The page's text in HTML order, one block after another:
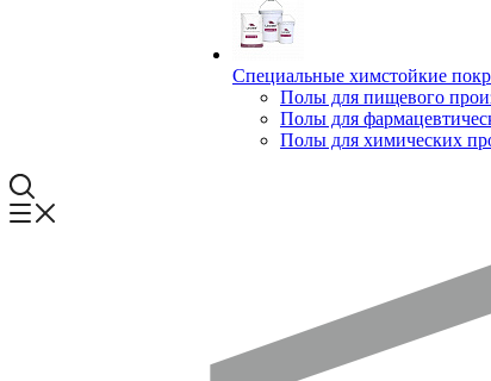
Специальные химстойкие
Полы для пищевого
Полы для
Полы для химических